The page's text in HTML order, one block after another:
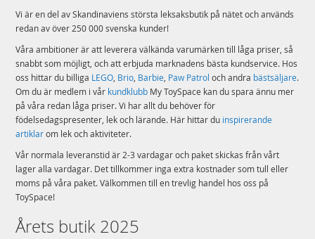
Vi är en del av Skandinaviens största leksaksbutik på nätet och används
redan av över 250 000 svenska kunder!
Våra ambitioner är att leverera välkända varumärken till låga priser, så
snabbt som möjligt, och att erbjuda marknadens bästa kundservice. Hos
oss hittar du billiga LEGO, Brio, Barbie, Paw Patrol och andra bästsäljare.
Om du är medlem i vår kundklubb My ToySpace kan du spara ännu mer
på våra redan låga priser. Vi har allt du behöver för
födelsedagspresenter, lek och lärande. Här hittar du inspirerande
artiklarom lek och aktiviteter.
Vår normala leveranstid är 2-3 vardagar och paket skickas från vårt
lager alla vardagar. Det tillkommer inga extra kostnader som tull eller
moms på våra paket. Välkommen till en trevlig handel hos oss på
ToySpace!
Årets butik 2025